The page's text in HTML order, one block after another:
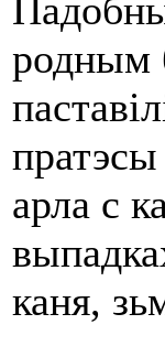
родным
пратэсы
арла с
каня,